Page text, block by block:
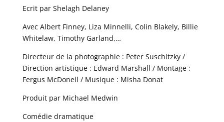
Ecrit par Shelagh Delaney
Avec Albert Finney, Liza Minnelli, Colin Blakely, Billie
Whitelaw, Timothy Garland,…
Directeur de la photographie : Peter Suschitzky /
Direction artistique : Edward Marshall / Montage :
Fergus McDonell / Musique : Misha Donat
Produit par Michael Medwin
Comédie dramatique